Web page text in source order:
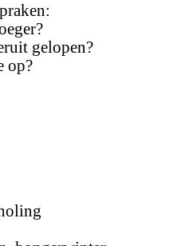
gelopen?
op?